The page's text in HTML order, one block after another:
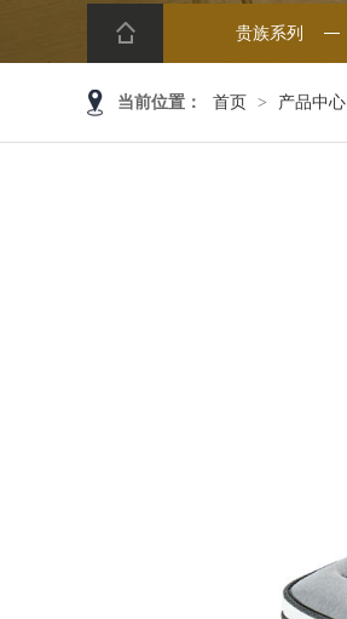
贵族系列
当前位置： 首页 > 产品中心